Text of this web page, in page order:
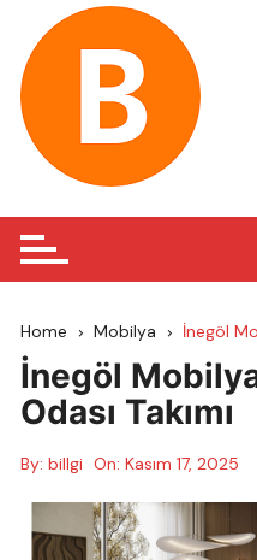
content
Home Mobilya İnegöl
İnegöl
Odası Takımı
By: billgi On:Kasım 17, 2025